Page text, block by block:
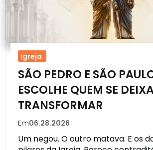
Igreja
SÃO PEDRO E SÃO
ESCOLHE QUEM SE
TRANSFORMAR
Em06.28.2026
Um negou. O outro matava. E os